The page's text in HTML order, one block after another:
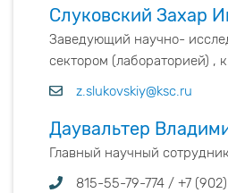
Слуковский Захар
Заведующий научно-
сектором (лабораторией) ,
z.slukovskiy@ksc.ru
Даувальтер
Главный научный
815-55-79-774 / +7